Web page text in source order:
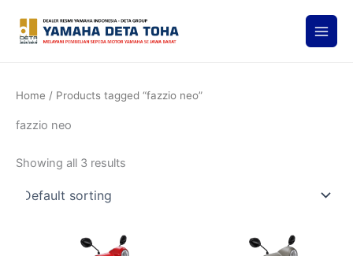
content
Home / Products tagged “fazzio neo”
fazzio neo
Showing all 3 results